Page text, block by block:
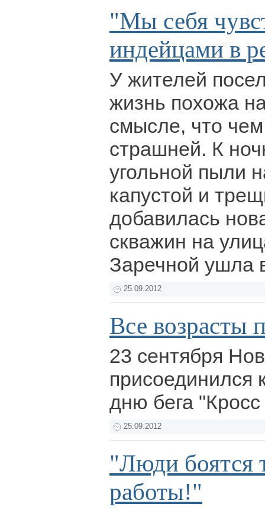
"Мы себя
индейцами в
У жителей
жизнь похожа
смысле, что
страшней. К
угольной пыли
капустой и
добавилась
скважин на
Заречной ушла
25.09.2012
Все возрасты
23 сентября
присоединился
дню бега
25.09.2012
"Люди боятся
работы!"